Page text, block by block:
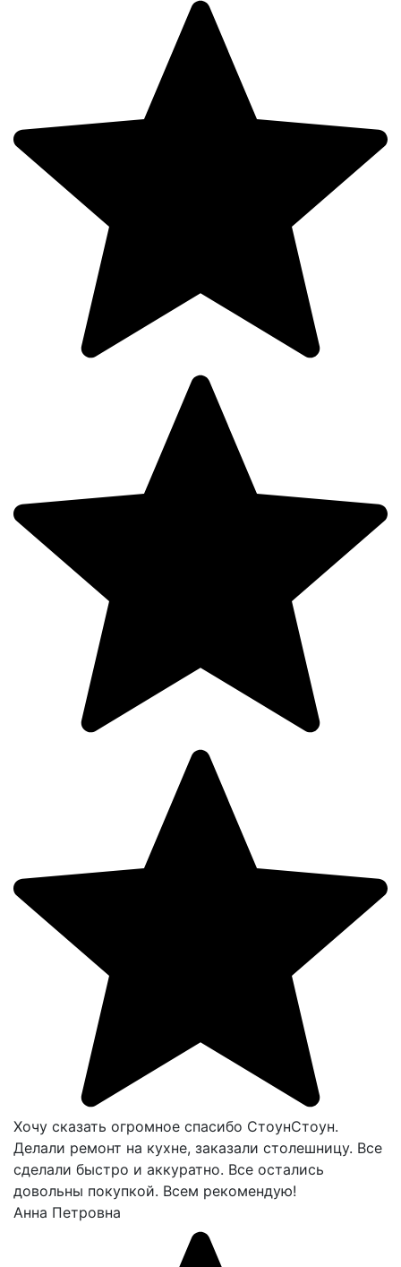
Хочу сказать огромное спасибо СтоунСтоун.
Делали ремонт на кухне, заказали столешницу. Все
сделали быстро и аккуратно. Все остались
довольны покупкой. Всем рекомендую!
Анна Петровна